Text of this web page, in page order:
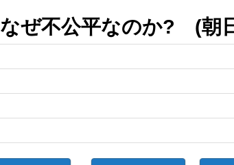
なぜ不公平なのか?